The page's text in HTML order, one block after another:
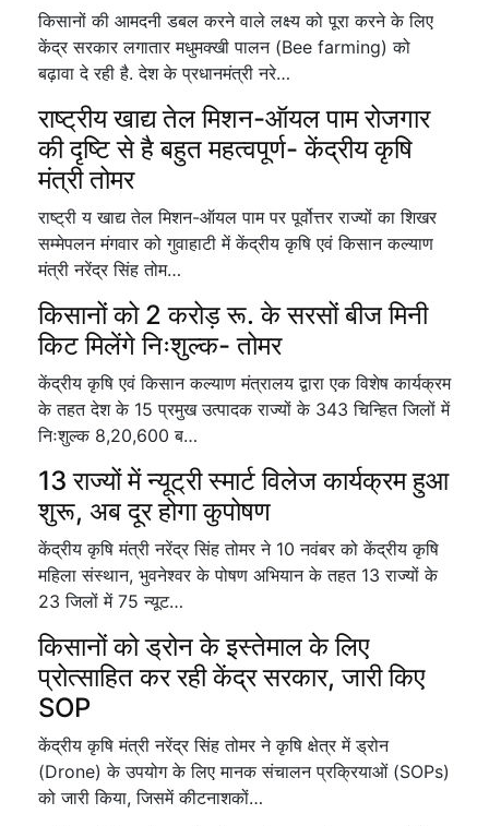
किसानों की आमदनी डबल करने वाले लक्ष्य को पूरा करने के लिए
केंद्र सरकार लगातार मधुमक्खी पालन (Bee farming) को
बढ़ावा दे रही है. देश के प्रधानमंत्री नरे…
राष्ट्रीय खाद्य तेल मिशन-ऑयल पाम रोजगार
की दृष्टि से है बहुत महत्वपूर्ण- केंद्रीय कृषि
मंत्री तोमर
राष्ट्री य खाद्य तेल मिशन-ऑयल पाम पर पूर्वोत्तर राज्यों का शिखर
सम्मेपलन मंगवार को गुवाहाटी में केंद्रीय कृषि एवं किसान कल्याण
मंत्री नरेंद्र सिंह तोम…
किसानों को 2 करोड़ रू. के सरसों बीज मिनी
किट मिलेंगे निःशुल्क- तोमर
केंद्रीय कृषि एवं किसान कल्याण मंत्रालय द्वारा एक विशेष कार्यक्रम
के तहत देश के 15 प्रमुख उत्पादक राज्यों के 343 चिन्हित जिलों में
निःशुल्क 8,20,600 ब…
13 राज्यों में न्यूट्री स्मार्ट विलेज कार्यक्रम हुआ
शुरू, अब दूर होगा कुपोषण
केंद्रीय कृषि मंत्री नरेंद्र सिंह तोमर ने 10 नवंबर को केंद्रीय कृषि
महिला संस्थान, भुवनेश्वर के पोषण अभियान के तहत 13 राज्यों के
23 जिलों में 75 न्यूट…
किसानों को ड्रोन के इस्तेमाल के लिए
प्रोत्साहित कर रही केंद्र सरकार, जारी किए
SOP
केंद्रीय कृषि मंत्री नरेंद्र सिंह तोमर ने कृषि क्षेत्र में ड्रोन
(Drone) के उपयोग के लिए मानक संचालन प्रक्रियाओं (SOPs)
को जारी किया, जिसमें कीटनाशकों…